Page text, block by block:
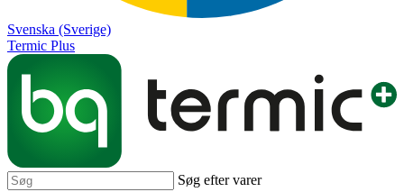
Svenska (Sverige)
Termic Plus
Søg efter varer